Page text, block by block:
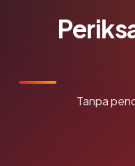
Tanpa